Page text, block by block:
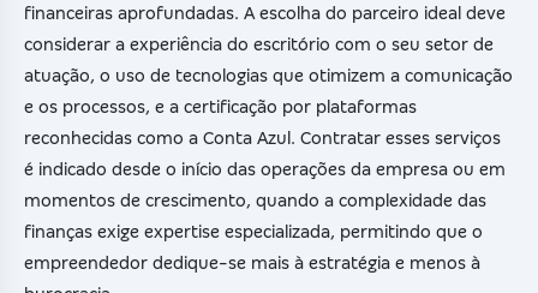
financeiras aprofundadas. A escolha do parceiro ideal deve
considerar a experiência do escritório com o seu setor de
atuação, o uso de tecnologias que otimizem a comunicação
e os processos, e a certificação por plataformas
reconhecidas como a Conta Azul. Contratar esses serviços
é indicado desde o início das operações da empresa ou em
momentos de crescimento, quando a complexidade das
finanças exige expertise especializada, permitindo que o
empreendedor dedique-se mais à estratégia e menos à